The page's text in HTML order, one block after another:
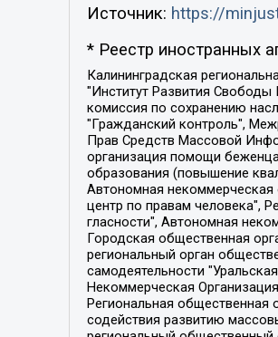
Источник: https://
* Реестр иностранных
Калининградская региональная общественная организация "Экозащита!-Женсовет", Фонд содействия защите прав и свобод граждан "Общественный вердикт", Фонд "Институт Развития Свободы Информации", Частное учреждение "Информационное агентство МЕМО. РУ", Региональная общественная организация "Общественная комиссия по сохранению наследия академика Сахарова", Фонд поддержки свободы прессы, Санкт-Петербургская общественная правозащитная организация "Гражданский контроль", Межрегиональная общественная организация "Информационно-просветительский центр "Мемориал", Региональный Фонд "Центр Защиты Прав Средств Массовой Информации", с 05.12.2023 Фонд "Центр Защиты Прав Средств массовой информации", Региональная общественная благотворительная организация помощи беженцам и мигрантам "Гражданское содействие", Негосударственное образовательное учреждение дополнительного профессионального образования (повышение квалификации) специалистов "АКАДЕМИЯ ПО ПРАВАМ ЧЕЛОВЕКА", Свердловская региональная общественная организация "Сутяжник", Автономная некоммерческая организация "Центр независимых социологических исследований", Союз общественных объединений "Российский исследовательский центр по правам человека", Региональное общественное учреждение научно-информационный центр "МЕМОРИАЛ", Некоммерческая организация "Фонд защиты гласности", Автономная некоммерческая организация "Институт прав человека", Городская общественная организация "Екатеринбургское общество "МЕМОРИАЛ", Городская общественная организация "Рязанское историко-просветительское и правозащитное общество "Мемориал" (Рязанский Мемориал), Челябинский региональный орган общественной самодеятельности – женское общественное объединение "Женщины Евразии", Челябинский